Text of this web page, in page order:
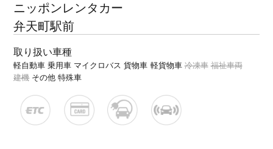
ニッポンレンタカー
弁天町駅前
取り扱い車種
軽自動車 乗用車 マイクロバス 貨物車 軽貨物車 冷凍車 福祉車両
建機 その他 特殊車